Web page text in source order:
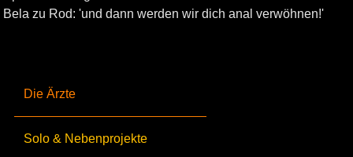
Die Ärzte
Solo & Nebenprojekte
Bela zu Rod: 'und dann werden wir dich anal verwöhnen!'